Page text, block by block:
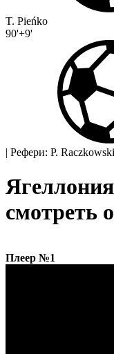
T. Pieńko
90'+9'
| Рефери: P. Raczkowski
смотреть
Плеер №1